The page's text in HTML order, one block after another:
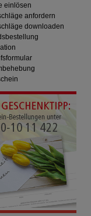
einlösen
anfordern
downloaden